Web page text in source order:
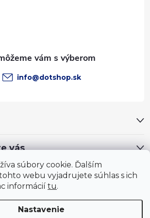
súbory cookie. Ďalším
webu vyjadrujete súhlas s ich
informácií tu.
Nastavenie
info@dotshop.sk
vás